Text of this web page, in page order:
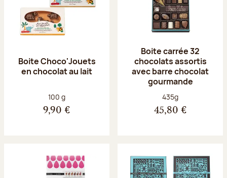
Boite Choco'Jouets
en chocolat au lait
Poids net :
100 g
9,90 €
Boite carrée 32
chocolats assortis
avec barre chocolat
gourmande
Poids net :
435g
45,80 €